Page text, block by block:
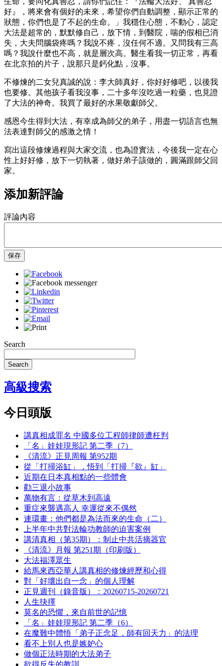
好』，將來會有個好的未來，希望你們自動調整，顯示正常的
狀態，你們也是了不起的生命。」我穩住心態，不動心，認定
大法是超常的，默默修自己，放下情，到醫院，喘的假相已消
失，大夫問腦袋疼嗎？我說不疼，沒任何不適。又問我有三高
嗎？我說什麼也不高，就是層次高。醫生看我一切正常，再看
在北京拍的片子，說那只是鈣化點，沒事。
不修煉的二女兒真誠的說：李大師真好，你好好修吧，以後我
也要修。其他孩子看我沒事，二十多年沒吃過一粒藥，也見證
了大法的神奇。我買了最好的水果敬獻師父。
感恩今生得到大法，有幸成為師父的弟子，用盡一切語言也無
法表達對師父的感激之情！
寫出這段修煉過程與大家交流，也為證實法，今後我一定在心
性上好好修，放下一切執著，做好弟子該做的，圓滿跟師父回
家。
添加新評論
評論內容
保存
Search
Search
高級搜索
今日頭版
講真相成罪名 中國多位工程師律師遭枉判
「名」娃娃現形記 第二季（7）
《清流》正見周報 第952期
從「打掃浴缸」，悟到「打掃『欲』缸」
近期在日本真相點的一些體會
勸三退小故事
萬物有言：從草木到高遠
重症來襲遇高人 幸運從來不偶然
連環畫：他們都是為法而來的生命（二）
上半年中共對法輪功教師的迫害案例
講清真相（第35期）：制止中共活摘器官
《清流》月報 第251期（印刷版）
大法福澤眾生
給馬來西亞華人講真相的修煉經歷和心得
對「好壞出自一念」的個人理解
正見週刊（錄音版）：20260715-20260721
人生抉擇
莫名的恐懼，來自前世的記憶
「名」娃娃現形記 第二季（6）
在魔難中體悟「弟子正念足，師有回天力」的法理
看不上別人也是嫉妒心
做個正法時期的大法弟子